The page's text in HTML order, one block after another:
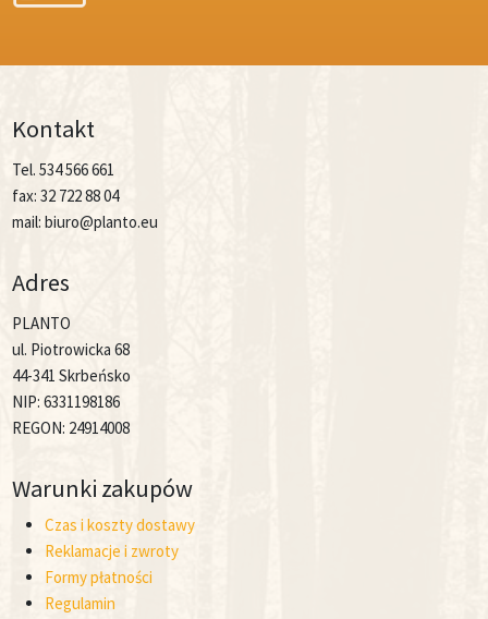
Kontakt
Tel. 534 566 661
fax: 32 722 88 04
mail: biuro@planto.eu
Adres
PLANTO
ul. Piotrowicka 68
44-341 Skrbeńsko
NIP: 6331198186
REGON: 24914008
Warunki zakupów
Czas i koszty dostawy
Reklamacje i zwroty
Formy płatności
Regulamin